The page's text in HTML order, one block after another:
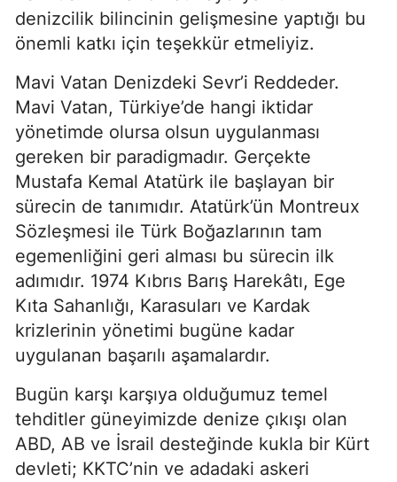
denizcilik bilincinin gelişmesine yaptığı bu
önemli katkı için teşekkür etmeliyiz.
Mavi Vatan Denizdeki Sevr’i Reddeder.
Mavi Vatan, Türkiye’de hangi iktidar
yönetimde olursa olsun uygulanması
gereken bir paradigmadır. Gerçekte
Mustafa Kemal Atatürk ile başlayan bir
sürecin de tanımıdır. Atatürk’ün Montreux
Sözleşmesi ile Türk Boğazlarının tam
egemenliğini geri alması bu sürecin ilk
adımıdır. 1974 Kıbrıs Barış Harekâtı, Ege
Kıta Sahanlığı, Karasuları ve Kardak
krizlerinin yönetimi bugüne kadar
uygulanan başarılı aşamalardır.
Bugün karşı karşıya olduğumuz temel
tehditler güneyimizde denize çıkışı olan
ABD, AB ve İsrail desteğinde kukla bir Kürt
devleti; KKTC’nin ve adadaki askeri